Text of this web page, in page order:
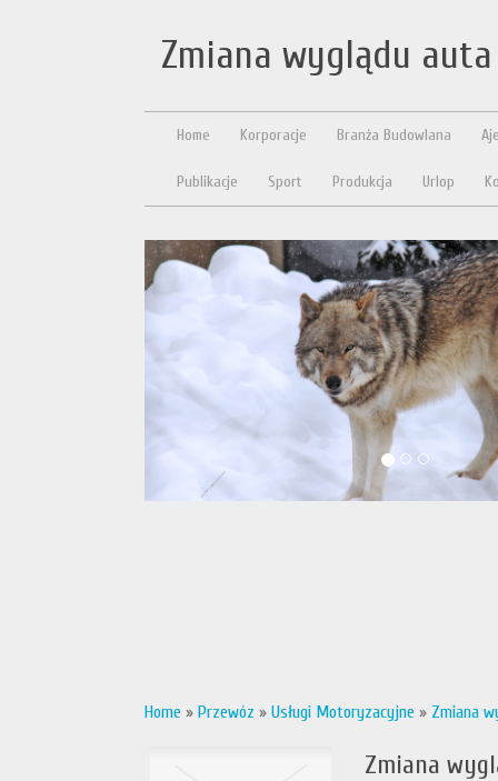
Zmiana wyglądu
Home Korporacje Branża Budowlana
Publikacje Sport Produkcja Urlop
Home » Przewóz » Usługi Motoryzacyjne » Zmiana
Zmiana